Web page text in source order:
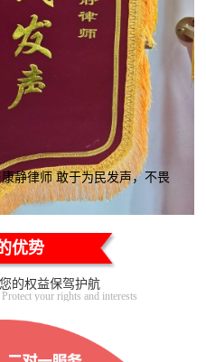
静律师 敢于为民发声，不畏
优势
的权益保驾护航
your rights and interests